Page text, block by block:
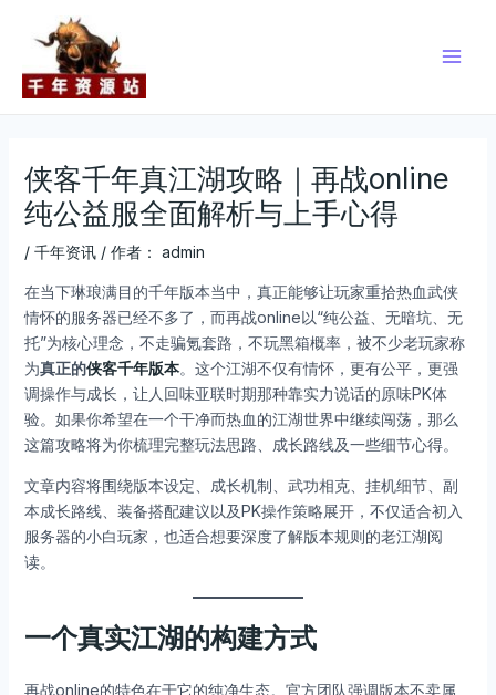
侠客千年真江湖攻略｜再战online
纯公益服全面解析与上手心得
/ 千年资讯/ 作者： admin
在当下琳琅满目的千年版本当中，真正能够让玩家重拾热血武侠
情怀的服务器已经不多了，而再战online以“纯公益、无暗坑、无
托”为核心理念，不走骗氪套路，不玩黑箱概率，被不少老玩家称
为真正的侠客千年版本。这个江湖不仅有情怀，更有公平，更强
调操作与成长，让人回味亚联时期那种靠实力说话的原味PK体
验。如果你希望在一个干净而热血的江湖世界中继续闯荡，那么
这篇攻略将为你梳理完整玩法思路、成长路线及一些细节心得。
文章内容将围绕版本设定、成长机制、武功相克、挂机细节、副
本成长路线、装备搭配建议以及PK操作策略展开，不仅适合初入
服务器的小白玩家，也适合想要深度了解版本规则的老江湖阅
读。
一个真实江湖的构建方式
再战online的特色在于它的纯净生态。官方团队强调版本不卖属
navigation